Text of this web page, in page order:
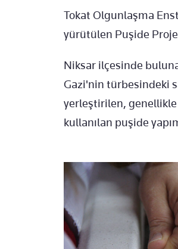
Tokat Olgunlaşma
yürütülen Puşide
Niksar ilçesinde
Gazi'nin türbesindeki
yerleştirilen, genellikle
kullanılan puşide